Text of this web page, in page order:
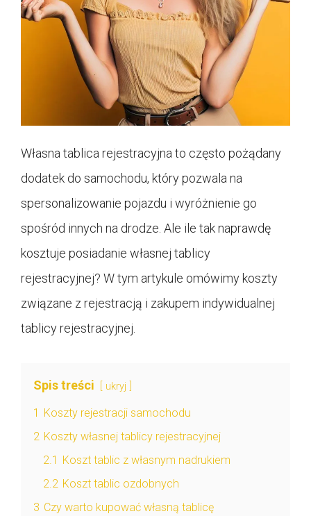
Własna tablica rejestracyjna to często pożądany
dodatek do samochodu, który pozwala na
spersonalizowanie pojazdu i wyróżnienie go
spośród innych na drodze. Ale ile tak naprawdę
kosztuje posiadanie własnej tablicy
rejestracyjnej? W tym artykule omówimy koszty
związane z rejestracją i zakupem indywidualnej
tablicy rejestracyjnej.
Spis treści ukryj
1 Koszty rejestracji samochodu
2 Koszty własnej tablicy rejestracyjnej
2.1 Koszt tablic z własnym nadrukiem
2.2 Koszt tablic ozdobnych
3 Czy warto kupować własną tablicę